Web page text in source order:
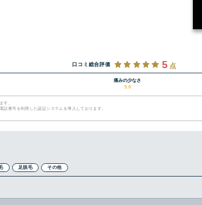
口コミ総合評価 5 点
痛みの少なさ
5.0
す。
話番号を利用した認証システムを導入しております。
足脱毛 その他